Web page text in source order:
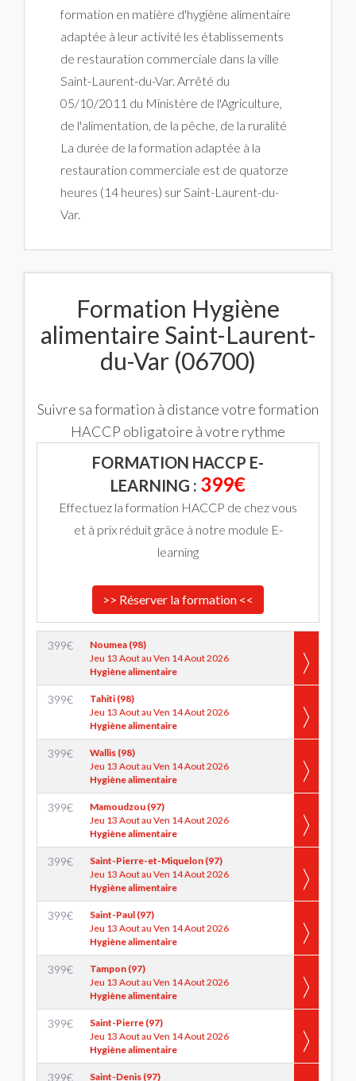
formation en matière d'hygiène alimentaire
adaptée à leur activité les établissements
de restauration commerciale dans la ville
Saint-Laurent-du-Var. Arrêté du
05/10/2011 du Ministère de l'Agriculture,
de l'alimentation, de la pêche, de la ruralité
La durée de la formation adaptée à la
restauration commerciale est de quatorze
heures (14 heures) sur Saint-Laurent-du-
Var.
Formation Hygiène
alimentaire Saint-Laurent-
du-Var (06700)
Suivre sa formation à distance votre formation
HACCP obligatoire à votre rythme
FORMATION HACCP E-
LEARNING : 399€
Effectuez la formation HACCP de chez vous
et à prix réduit grâce à notre module E-
learning
>> Réserver la formation <<
399€
Noumea (98)
Jeu 13 Aout au Ven 14 Aout 2026
Hygiène alimentaire
399€
Tahiti (98)
Jeu 13 Aout au Ven 14 Aout 2026
Hygiène alimentaire
399€
Wallis (98)
Jeu 13 Aout au Ven 14 Aout 2026
Hygiène alimentaire
399€
Mamoudzou (97)
Jeu 13 Aout au Ven 14 Aout 2026
Hygiène alimentaire
399€
Saint-Pierre-et-Miquelon (97)
Jeu 13 Aout au Ven 14 Aout 2026
Hygiène alimentaire
399€
Saint-Paul (97)
Jeu 13 Aout au Ven 14 Aout 2026
Hygiène alimentaire
399€
Tampon (97)
Jeu 13 Aout au Ven 14 Aout 2026
Hygiène alimentaire
399€
Saint-Pierre (97)
Jeu 13 Aout au Ven 14 Aout 2026
Hygiène alimentaire
399€ Saint-Denis (97)